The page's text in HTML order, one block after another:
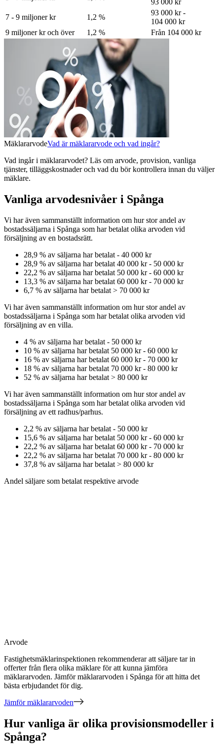
93 000 kr
7 - 9 miljoner kr
1,2 %
93 000 kr -
104 000 kr
9 miljoner kr och över
1,2 % Från 104 000 kr
MäklararvodeVad är mäklararvode och vad ingår?
Vad ingår i mäklararvodet? Läs om arvode, provision, vanliga
tjänster, tilläggskostnader och vad du bör kontrollera innan du väljer
mäklare.
Vanliga arvodesnivåer i Spånga
Vi har även sammanställt information om hur stor andel av
bostadssäljarna i Spånga som har betalat olika arvoden vid
försäljning av en bostadsrätt.
28,9 % av säljarna har betalat - 40 000 kr
28,9 % av säljarna har betalat 40 000 kr- 50 000 kr
22,2 % av säljarna har betalat 50 000 kr- 60 000 kr
13,3 % av säljarna har betalat 60 000 kr- 70 000 kr
6,7 % av säljarna har betalat > 70 000 kr
Vi har även sammanställt information om hur stor andel av
bostadssäljarna i Spånga som har betalat olika arvoden vid
försäljning av en villa.
4 % av säljarna har betalat - 50 000 kr
10 % av säljarna har betalat 50 000 kr- 60 000 kr
16 % av säljarna har betalat 60 000 kr- 70 000 kr
18 % av säljarna har betalat 70 000 kr- 80 000 kr
52 % av säljarna har betalat > 80 000 kr
Vi har även sammanställt information om hur stor andel av
bostadssäljarna i Spånga som har betalat olika arvoden vid
försäljning av ett radhus/parhus.
2,2 % av säljarna har betalat - 50 000 kr
15,6 % av säljarna har betalat 50 000 kr- 60 000 kr
22,2 % av säljarna har betalat 60 000 kr- 70 000 kr
22,2 % av säljarna har betalat 70 000 kr- 80 000 kr
37,8 % av säljarna har betalat > 80 000 kr
Andel säljare som betalat respektive arvode
Arvode
Fastighetsmäklarinspektionen rekommenderar att säljare tar in
offerter från flera olika mäklare för att kunna jämföra
mäklararvoden. Jämför mäklararvoden i Spånga för att hitta det
bästa erbjudandet för dig.
Jämför mäklararvoden
Hur vanliga är olika provisionsmodeller i
Spånga?